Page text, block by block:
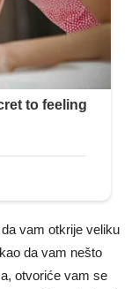
vam otkrije veliku
da vam nešto
otvoriće vam se